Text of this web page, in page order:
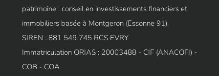
patrimoine : conseil en investissements financiers et
immobiliers basée à Montgeron (Essonne 91).
SIREN : 881 549 745 RCS EVRY
Immatriculation ORIAS : 20003488 - CIF (ANACOFI) -
COB - COA